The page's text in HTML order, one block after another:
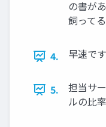
の書が
飼って
4. 早速で
5.
担当サ
ルの比